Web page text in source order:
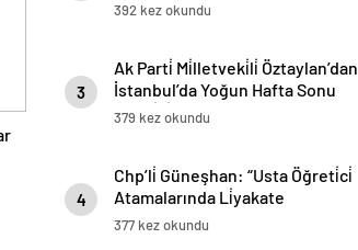
392 kez okundu
3
Ak Parti̇ Mi̇lletveki̇li̇ Öztaylan’dan
İstanbul’da Yoğun Hafta Sonu
Mesai̇si̇
379 kez okundu
4
Chp’li̇ Güneşhan: “Usta Öğreti̇ci̇
Atamalarında Li̇yakate
Uyulmuyor”
377 kez okundu